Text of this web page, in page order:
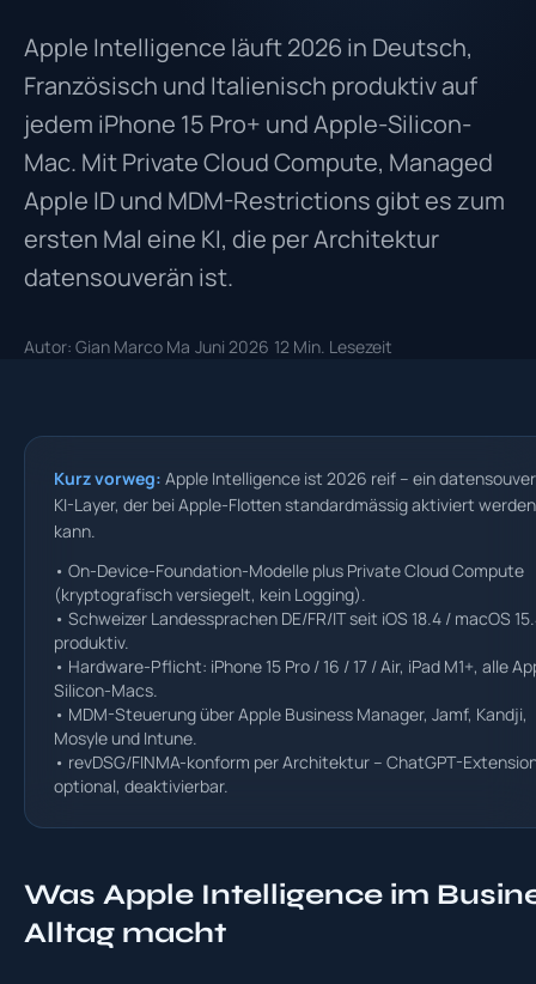
Apple Intelligence läuft 2026 in Deutsch,
Französisch und Italienisch produktiv auf
jedem iPhone 15 Pro+ und Apple-Silicon-
Mac. Mit Private Cloud Compute, Managed
Apple ID und MDM-Restrictions gibt es zum
ersten Mal eine KI, die per Architektur
datensouverän ist.
Autor: Gian Marco Ma Juni 2026 12 Min. Lesezeit
Kurz vorweg: Apple Intelligence ist 2026 reif – ein
KI-Layer, der bei Apple-Flotten standardmässig aktiviert werden
kann.
• On-Device-Foundation-Modelle plus Private Cloud Compute
(kryptografisch versiegelt, kein Logging).
• Schweizer Landessprachen DE/FR/IT seit iOS 18.4 / macOS
produktiv.
• Hardware-Pflicht: iPhone 15 Pro / 16 / 17 / Air, iPad M1+, alle
Silicon-Macs.
• MDM-Steuerung über Apple Business Manager, Jamf, Kandji,
Mosyle und Intune.
• revDSG/FINMA-konform per Architektur – ChatGPT-
optional, deaktivierbar.
Was Apple Intelligence im
Alltag macht